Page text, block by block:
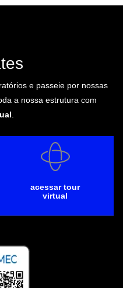
e passeie por nossas
a nossa estrutura com
acessar tour
virtual